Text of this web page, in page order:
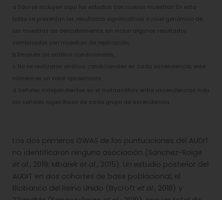
a Solo se incluyen aquí los estudios con nuevas muestras. En esta
tabla se presentan los resultados significativos a nivel genómico de
las muestras de descubrimiento, sin incluir algunos resultados
combinados con muestras de replicación.
b Después de análisis condicionales.
c No se realizaron análisis condicionales en cada ascendencia; este
número es un valor aproximado.
d Señales independientes en el metaanálisis entre ascendencias más
las señales específicas de cada grupo de ascendencia.
Los dos primeros GWAS de las puntuaciones del AUDIT
no identificaron ninguna asociación (Sanchez-Roige
et al. , 2019; Mbarek et al. , 2015). Un estudio posterior del
AUDIT en dos cohortes de base poblacional, el
Biobanco del Reino Unido (Bycroft et al. , 2018) y